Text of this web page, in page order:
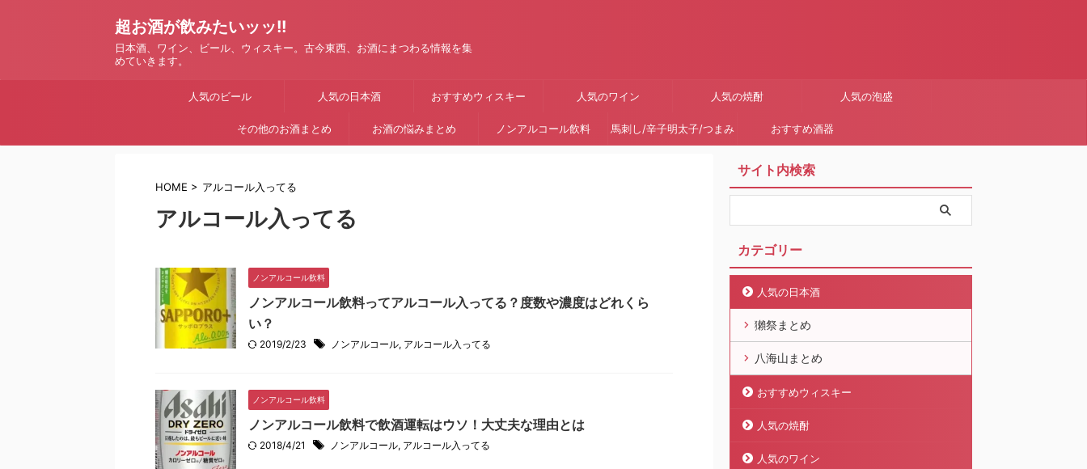
超お酒が飲みたいッッ!!
日本酒、ワイン、ビール、ウィスキー。古今東西、お酒にまつわる情報を集
めていきます。
人気のビール 人気の日本酒 おすすめウィスキー 人気のワイン 人気の焼酎 人気の泡盛
その他のお酒まとめ お酒の悩みまとめ ノンアルコール飲料 馬刺し/辛子明太子/つまみ おすすめ酒器
HOME > アルコール入ってる
アルコール入ってる
ノンアルコール飲料
ノンアルコール飲料ってアルコール入ってる？度数や濃度はどれくら
い？
2019/2/23 ノンアルコール, アルコール入ってる
ノンアルコール飲料
ノンアルコール飲料で飲酒運転はウソ！大丈夫な理由とは
2018/4/21 ノンアルコール, アルコール入ってる
サイト内検索
カテゴリー
人気の日本酒
獺祭まとめ
八海山まとめ
おすすめウィスキー
人気の焼酎
人気のワイン